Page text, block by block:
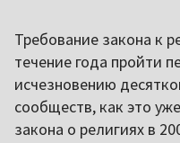
Требование закона к
течение года пройти
исчезновению
сообществ, как это
закона о религиях в